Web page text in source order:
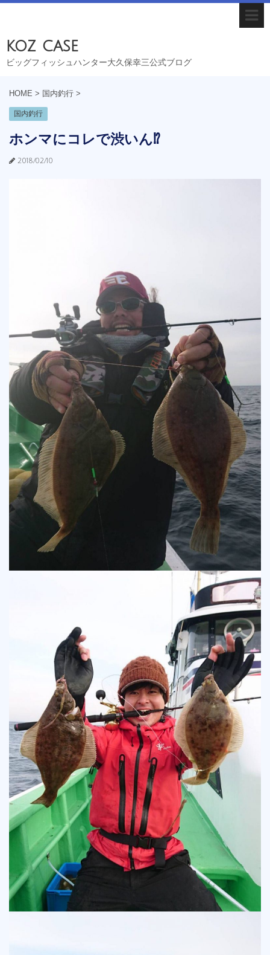
koz case
ビッグフィッシュハンター大久保幸三公式ブログ
HOME > 国内釣行 >
国内釣行
ホンマにコレで渋いん⁉︎
2018/02/10